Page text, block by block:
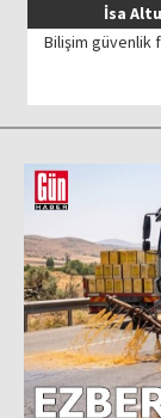
İsa
Bilişim güvenlik